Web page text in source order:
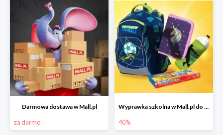
Darmowa dostawa w Mall.pl
za darmo
Wyprawka szkolna w Mall.pl do -40%
40%